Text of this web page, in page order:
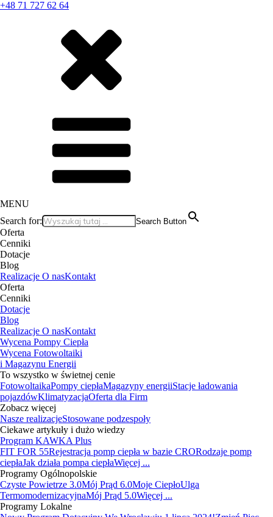
+48 71 727 62 64
MENU
Search for:
Search Button
Oferta
Cenniki
Dotacje
Blog
Realizacje O nasKontakt
Oferta
Cenniki
Dotacje
Blog
Realizacje O nasKontakt
Wycena Pompy Ciepła
Wycena Fotowoltaiki
i Magazynu Energii
To wszystko w świetnej cenie
FotowoltaikaPompy ciepłaMagazyny energiiStacje ładowania
pojazdówKlimatyzacjaOferta dla Firm
Zobacz więcej
Nasze realizacjeStosowane podzespoły
Ciekawe artykuły i dużo wiedzy
Program KAWKA Plus
FIT FOR 55Rejestracja pomp ciepła w bazie CRORodzaje pomp
ciepłaJak działa pompa ciepłaWięcej ...
Programy Ogólnopolskie
Czyste Powietrze 3.0Mój Prąd 6.0Moje CiepłoUlga
TermomodernizacyjnaMój Prąd 5.0Więcej ...
Programy Lokalne